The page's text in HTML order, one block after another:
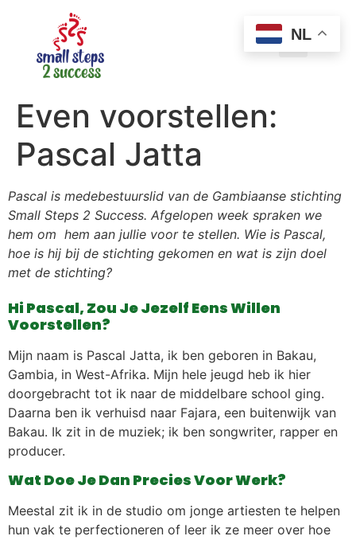
Even voorstellen:
Pascal Jatta
Pascal is medebestuurslid van de Gambiaanse stichting
Small Steps 2 Success. Afgelopen week spraken we
hem om hem aan jullie voor te stellen. Wie is Pascal,
hoe is hij bij de stichting gekomen en wat is zijn doel
met de stichting?
Hi Pascal, Zou Je Jezelf Eens Willen
Voorstellen?
Mijn naam is Pascal Jatta, ik ben geboren in Bakau,
Gambia, in West-Afrika. Mijn hele jeugd heb ik hier
doorgebracht tot ik naar de middelbare school ging.
Daarna ben ik verhuisd naar Fajara, een buitenwijk van
Bakau. Ik zit in de muziek; ik ben songwriter, rapper en
producer.
Wat Doe Je Dan Precies Voor Werk?
Meestal zit ik in de studio om jonge artiesten te helpen
hun vak te perfectioneren of leer ik ze meer over hoe
NL